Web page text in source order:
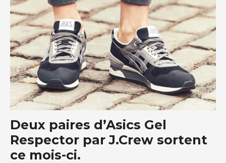
Deux paires d’Asics Gel
Respector par J.Crew sortent
ce mois-ci.